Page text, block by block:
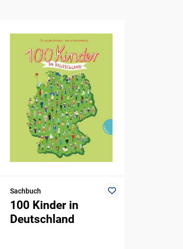
Sachbuch
100 Kinder in
Deutschland